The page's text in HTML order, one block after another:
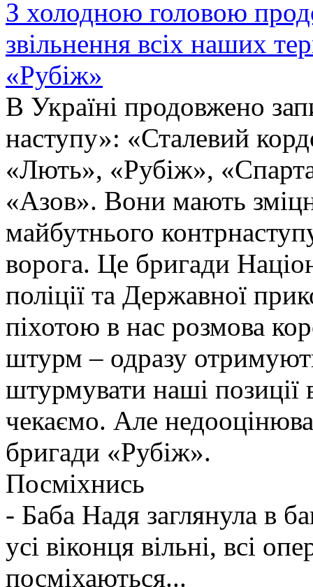
З холодною головою
звільнення всіх наших
«Рубіж»
В Україні продовжено
наступу»: «Сталевий
«Лють», «Рубіж»,
«Азов». Вони мають
майбутнього
ворога. Це бригади
поліції та Державної
піхотою в нас розмова
штурм – одразу
штурмувати наші позиції
чекаємо. Але
бригади «Рубіж».
Посміхнись
- Баба Надя заглянула в
усі віконця вільні, всі
посміхаються...